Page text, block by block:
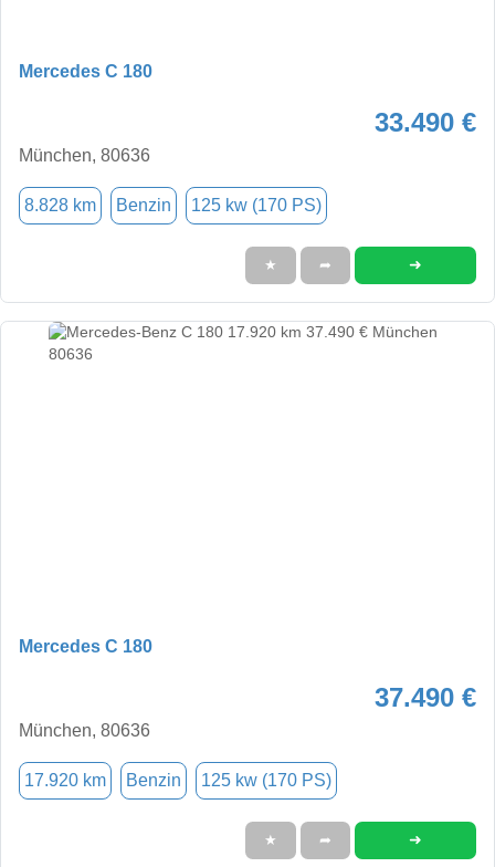
Mercedes C 180
33.490 €
München, 80636
8.828 km Benzin 125 kw (170 PS)
★ ➦ ➜
Mercedes C 180
37.490 €
München, 80636
17.920 km Benzin 125 kw (170 PS)
★ ➦ ➜